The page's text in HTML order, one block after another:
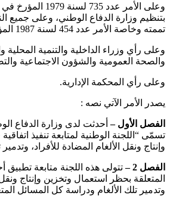
بتنظيم وزارة الدفاع الوطني، وعلى جميع
تممته وخاصة الأمر عدد 454 لسنة 1987 المؤرخ في 10 مارس 1987،
وعلى رأي وزراء الداخلية والتنمية المحلية
والصحة العمومية والشؤون الاجتماعية
وعلى رأي المحكمة الإدارية.
يصدر الأمر الآتي نصه :
الفصل الأول –أحدثت لدى وزارة الدفاع
تسمّى “اللجنة الوطنية لمتابعة تنفيذ
وإنتاج ونقل الألغام المضادة للأفراد، وتدمير
الفصل 2 –
تتولى هذه اللجنة متابعة تطبيق
المتعلقة بحظر استعمال وتخزين وإنتاج ونقل
وتدمير تلك الألغام ودراسة كل المسائل